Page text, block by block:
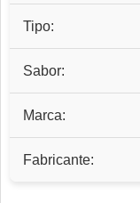
Tipo:
Sabor:
Marca:
Fabricante: